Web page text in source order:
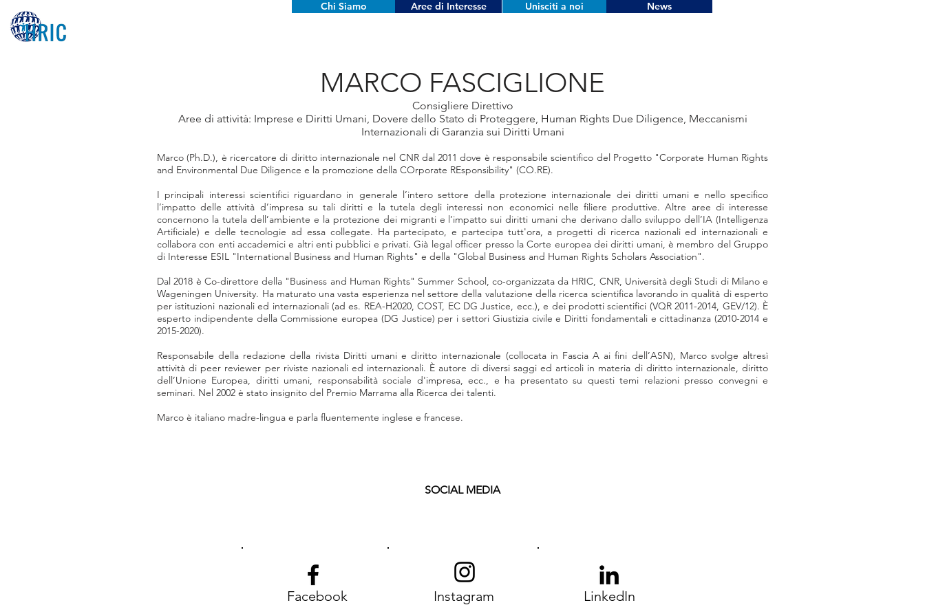
Chi Siamo Aree di Interesse Unisciti a noi News
MARCO FASCIGLIONE
Consigliere Direttivo
Aree di attività: Imprese e Diritti Umani, Dovere dello Stato di Proteggere, Human Rights Due Diligence, Meccanismi
Internazionali di Garanzia sui Diritti Umani
Marco (Ph.D.), è ricercatore di diritto internazionale nel CNR dal 2011 dove è responsabile scientifico del Progetto "Corporate Human Rights
and Environmental Due Diligence e la promozione della COrporate REsponsibility" (CO.RE).
I principali interessi scientifici riguardano in generale l’intero settore della protezione internazionale dei diritti umani e nello specifico
l’impatto delle attività d’impresa su tali diritti e la tutela degli interessi non economici nelle filiere produttive. Altre aree di interesse
concernono la tutela dell’ambiente e la protezione dei migranti e l’impatto sui diritti umani che derivano dallo sviluppo dell’IA (Intelligenza
Artificiale) e delle tecnologie ad essa collegate. Ha partecipato, e partecipa tutt'ora, a progetti di ricerca nazionali ed internazionali e
collabora con enti accademici e altri enti pubblici e privati. Già legal officer presso la Corte europea dei diritti umani, è membro del Gruppo
di Interesse ESIL "International Business and Human Rights" e della "Global Business and Human Rights Scholars Association".
Dal 2018 è Co-direttore della "Business and Human Rights" Summer School, co-organizzata da HRIC, CNR, Università degli Studi di Milano e
Wageningen University. Ha maturato una vasta esperienza nel settore della valutazione della ricerca scientifica lavorando in qualità di esperto
per istituzioni nazionali ed internazionali (ad es. REA-H2020, COST, EC DG Justice, ecc.), e dei prodotti scientifici (VQR 2011-2014, GEV/12). È
esperto indipendente della Commissione europea (DG Justice) per i settori Giustizia civile e Diritti fondamentali e cittadinanza (2010-2014 e
2015-2020).
Responsabile della redazione della rivista Diritti umani e diritto internazionale (collocata in Fascia A ai fini dell’ASN), Marco svolge altresì
attività di peer reviewer per riviste nazionali ed internazionali. È autore di diversi saggi ed articoli in materia di diritto internazionale, diritto
dell’Unione Europea, diritti umani, responsabilità sociale d'impresa, ecc., e ha presentato su questi temi relazioni presso convegni e
seminari. Nel 2002 è stato insignito del Premio Marrama alla Ricerca dei talenti.
Marco è italiano madre-lingua e parla fluentemente inglese e francese.
SOCIAL MEDIA
Facebook Instagram LinkedIn